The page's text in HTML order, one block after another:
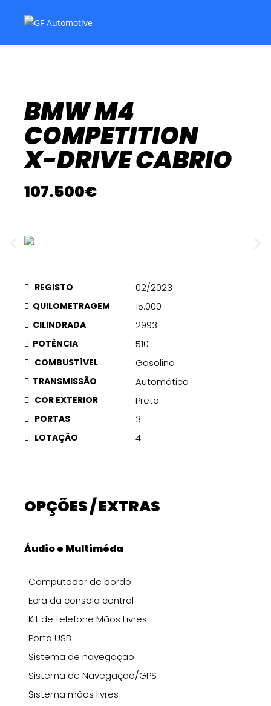
BMW M4
COMPETITION
X-DRIVE CABRIO
107.500€
REGISTO
QUILOMETRAGEM
CILINDRADA
POTÊNCIA
COMBUSTÍVEL
TRANSMISSÃO
COR EXTERIOR
PORTAS
LOTAÇÃO
02/2023
15.000
2993
510
Gasolina
Automática
Preto
3
4
OPÇÕES / EXTRAS
Áudio e Multiméda
· Computador de bordo
· Ecrã da consola central
· Kit de telefone Mãos Livres
· Porta USB
· Sistema de navegação
· Sistema de Navegação/GPS
· Sistema mãos livres